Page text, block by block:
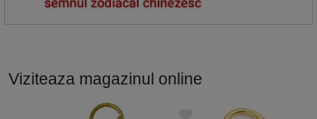
Viziteaza magazinul online